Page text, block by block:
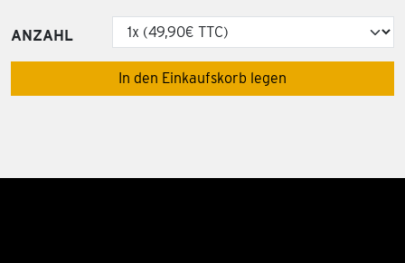
ANZAHL
In den Einkaufskorb legen